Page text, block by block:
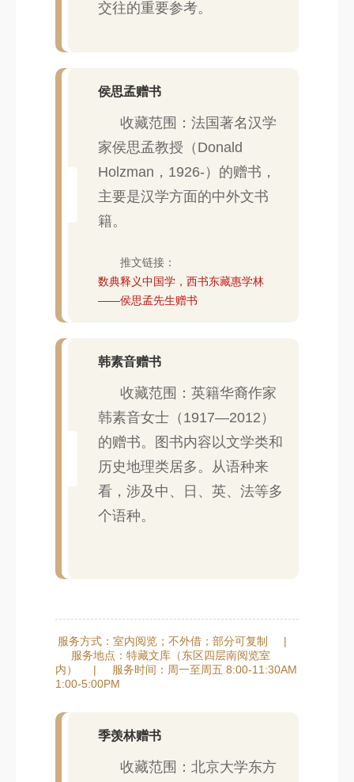
交往的重要参考。
侯思孟赠书
收藏范围：法国著名汉学
家侯思孟教授（Donald
Holzman，1926-）的赠书，
主要是汉学方面的中外文书
籍。
推文链接：
数典释义中国学，西书东藏惠学林
——侯思孟先生赠书
韩素音赠书
收藏范围：英籍华裔作家
韩素音女士（1917—2012）
的赠书。图书内容以文学类和
历史地理类居多。从语种来
看，涉及中、日、英、法等多
个语种。
服务方式：室内阅览；不外借；部分可复制
|
服务地点：特藏文库（东区四层南阅览室
内）
|
服务时间：周一至周五 8:00-11:30AM
1:00-5:00PM
季羡林赠书
收藏范围：北京大学东方